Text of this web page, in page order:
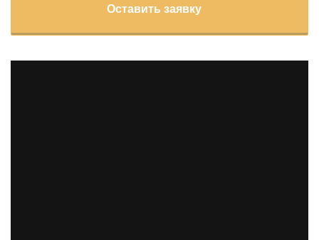
Оставить заявку